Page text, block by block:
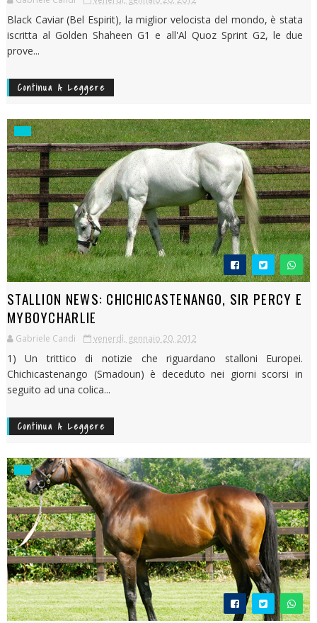
Black Caviar (Bel Espirit), la miglior velocista del mondo, è stata
iscritta al Golden Shaheen G1 e all'Al Quoz Sprint G2, le due
prove...
Continua A Leggere
STALLION NEWS: CHICHICASTENANGO, SIR PERCY E
MYBOYCHARLIE
Gabriele Candi venerdì, gennaio 20, 2012
1) Un trittico di notizie che riguardano stalloni Europei.
Chichicastenango (Smadoun) è deceduto nei giorni scorsi in
seguito ad una colica...
Continua A Leggere